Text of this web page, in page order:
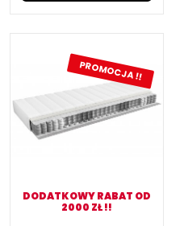
PROMOCJA !!
DODATKOWY RABAT OD
2000 ZŁ !!